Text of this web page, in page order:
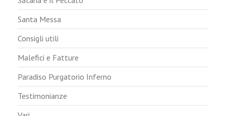
Santa Messa
Consigli utili
Malefici e Fatture
Paradiso Purgatorio Inferno
Testimonianze